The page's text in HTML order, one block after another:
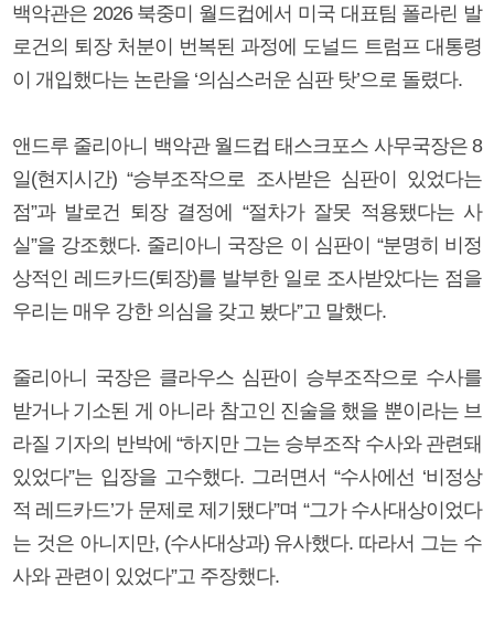
백악관은 2026 북중미 월드컵에서 미국 대표팀 폴라린 발
로건의 퇴장 처분이 번복된 과정에 도널드 트럼프 대통령
이 개입했다는 논란을 ‘의심스러운 심판 탓’으로 돌렸다.
앤드루 줄리아니 백악관 월드컵 태스크포스 사무국장은 8
일(현지시간) “승부조작으로 조사받은 심판이 있었다는
점”과 발로건 퇴장 결정에 “절차가 잘못 적용됐다는 사
실”을 강조했다. 줄리아니 국장은 이 심판이 “분명히 비정
상적인 레드카드(퇴장)를 발부한 일로 조사받았다는 점을
우리는 매우 강한 의심을 갖고 봤다”고 말했다.
줄리아니 국장은 클라우스 심판이 승부조작으로 수사를
받거나 기소된 게 아니라 참고인 진술을 했을 뿐이라는 브
라질 기자의 반박에 “하지만 그는 승부조작 수사와 관련돼
있었다”는 입장을 고수했다. 그러면서 “수사에선 ‘비정상
적 레드카드’가 문제로 제기됐다”며 “그가 수사대상이었다
는 것은 아니지만, (수사대상과) 유사했다. 따라서 그는 수
사와 관련이 있었다”고 주장했다.